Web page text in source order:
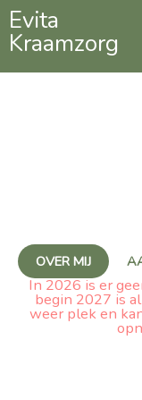
Ga
naar
de
Evita
Kraamzorg
OVER MIJ
In 2026 is er
begin 2027 is
weer plek en